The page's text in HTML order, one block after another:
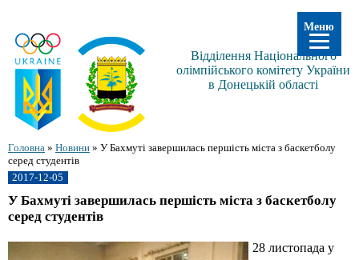
Відділення Національного
олімпійського комітету України
в Донецькій області
Головна » Новини » У Бахмуті завершилась першість міста з баскетболу
серед студентів
2017-12-05
У Бахмуті завершилась першість міста з баскетболу
серед студентів
28 листопада у
Меню